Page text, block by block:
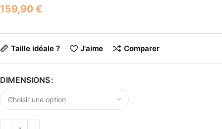
€
Taille idéale ? J'aime Comparer
DIMENSIONS